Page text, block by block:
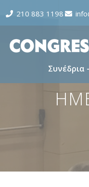
210 883 1198
Συνέδρια